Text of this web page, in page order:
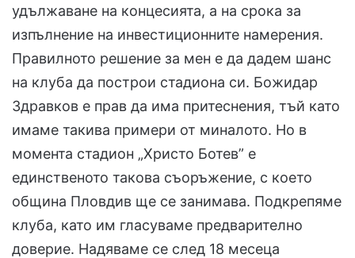
удължаване на концесията, а на срока за
изпълнение на инвестиционните намерения.
Правилното решение за мен е да дадем шанс
на клуба да построи стадиона си. Божидар
Здравков е прав да има притеснения, тъй като
имаме такива примери от миналото. Но в
момента стадион „Христо Ботев” е
единственото такова съоръжение, с което
община Пловдив ще се занимава. Подкрепяме
клуба, като им гласуваме предварително
доверие. Надяваме се след 18 месеца